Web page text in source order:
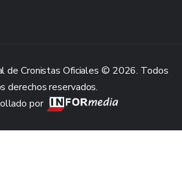
de Cronistas Oficiales © 2026. Todos
derechos reservados.
por